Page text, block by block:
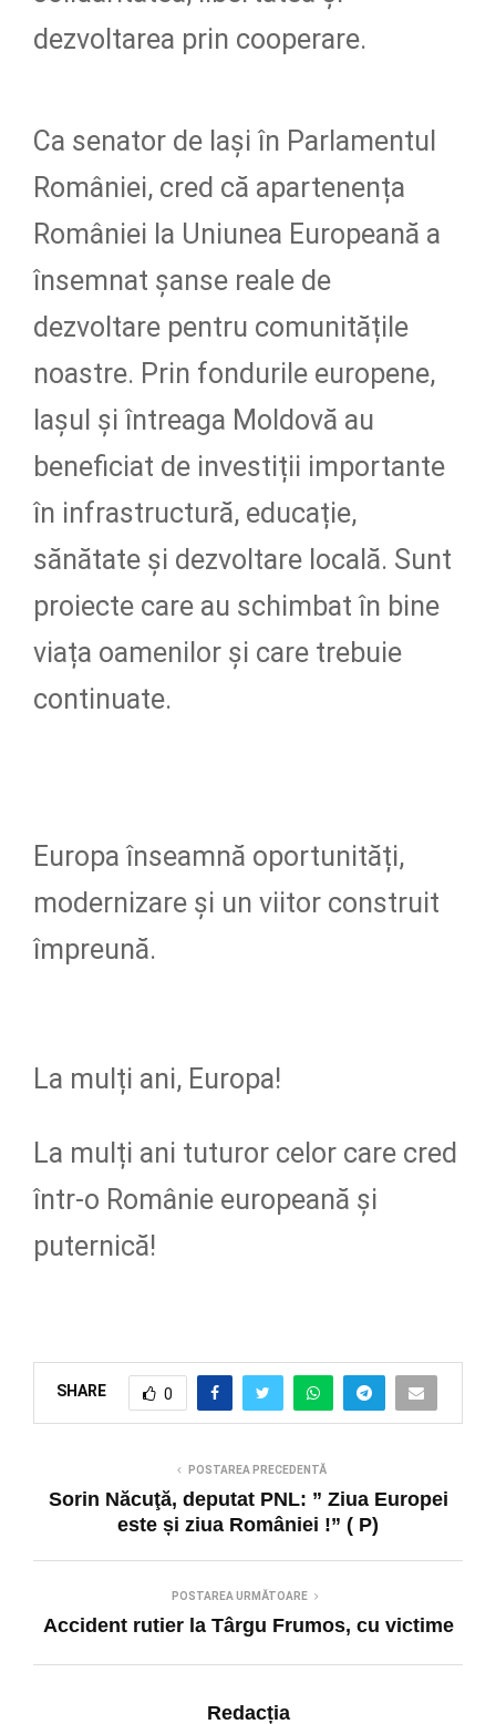
dezvoltarea prin cooperare.
Ca senator de Iași în Parlamentul
României, cred că apartenența
României la Uniunea Europeană a
însemnat șanse reale de
dezvoltare pentru comunitățile
noastre. Prin fondurile europene,
Iașul și întreaga Moldovă au
beneficiat de investiții importante
în infrastructură, educație,
sănătate și dezvoltare locală. Sunt
proiecte care au schimbat în bine
viața oamenilor și care trebuie
continuate.
Europa înseamnă oportunități,
modernizare și un viitor construit
împreună.
La mulți ani, Europa!
La mulți ani tuturor celor care cred
într-o Românie europeană și
puternică!
SHARE 0
POSTAREA PRECEDENTĂ
Sorin Năcuţă, deputat PNL: ” Ziua Europei
este și ziua României !” ( P)
POSTAREA URMĂTOARE
Accident rutier la Târgu Frumos, cu victime
Redacția